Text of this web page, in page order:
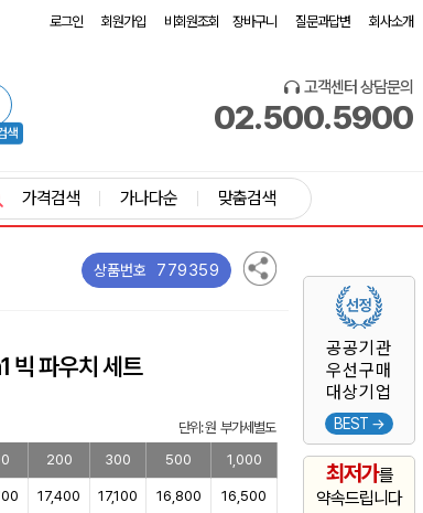
로그인 회원가입 비회원조회 장바구니 질문과답변 회사소개
색
고객센터 상담문의
02.500.5900
공공기관
우선구매
대상기업
BEST →
최저가를
약속드립니다
가격검색 가나다순 맞춤검색
상품번호 779359
빅 파우치 세트
단위: 원 부가세별도
200 300 500 1,000
17,400 17,100 16,800 16,500